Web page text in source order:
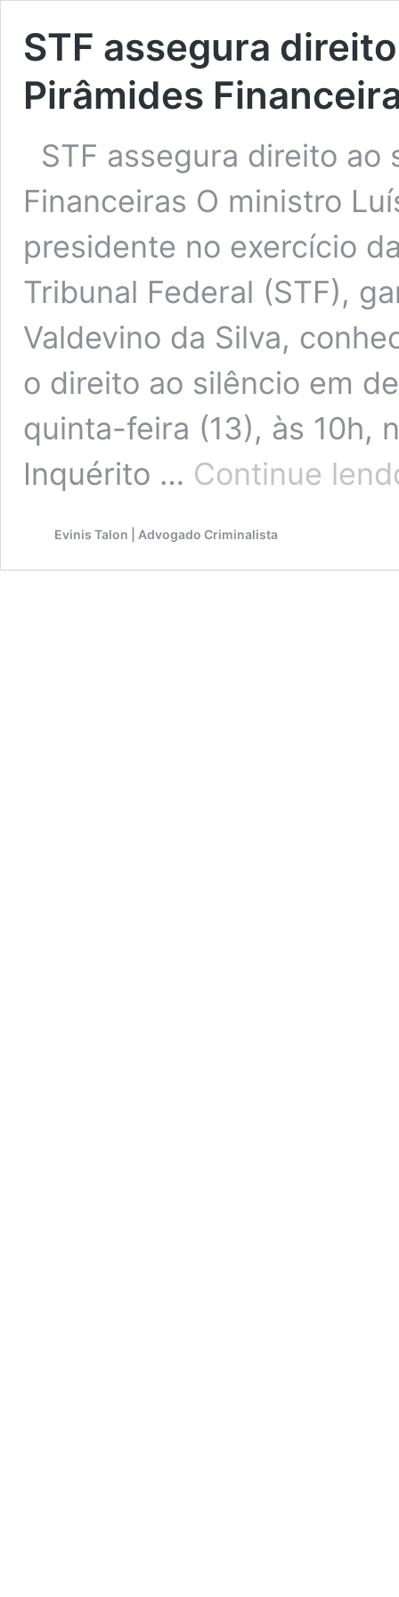
STF assegura
Pirâmides
STF assegura direito ao
Financeiras O ministro
presidente no exercício
Tribunal Federal (STF),
Valdevino da Silva,
o direito ao silêncio em
quinta-feira (13), às 10h,
Inquérito … Continue
Evinis Talon | Advogado Criminalista